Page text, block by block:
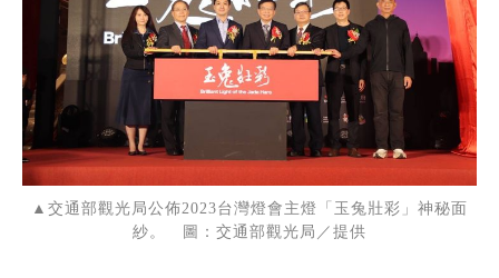
▲交通部觀光局公佈2023台灣燈會主燈「玉兔壯彩」神秘面
紗。 圖：交通部觀光局／提供